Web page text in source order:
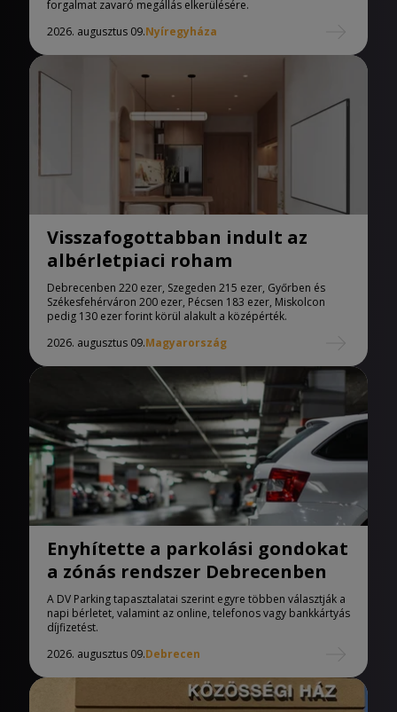
forgalmat zavaró megállás elkerülésére.
2026. augusztus 09.Nyíregyháza
Visszafogottabban indult az
albérletpiaci roham
Debrecenben 220 ezer, Szegeden 215 ezer, Győrben és
Székesfehérváron 200 ezer, Pécsen 183 ezer, Miskolcon
pedig 130 ezer forint körül alakult a középérték.
2026. augusztus 09.Magyarország
Enyhítette a parkolási gondokat
a zónás rendszer Debrecenben
A DV Parking tapasztalatai szerint egyre többen választják a
napi bérletet, valamint az online, telefonos vagy bankkártyás
díjfizetést.
2026. augusztus 09.Debrecen